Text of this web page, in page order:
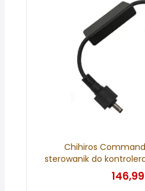
Chihiros
sterowanik do
146,99